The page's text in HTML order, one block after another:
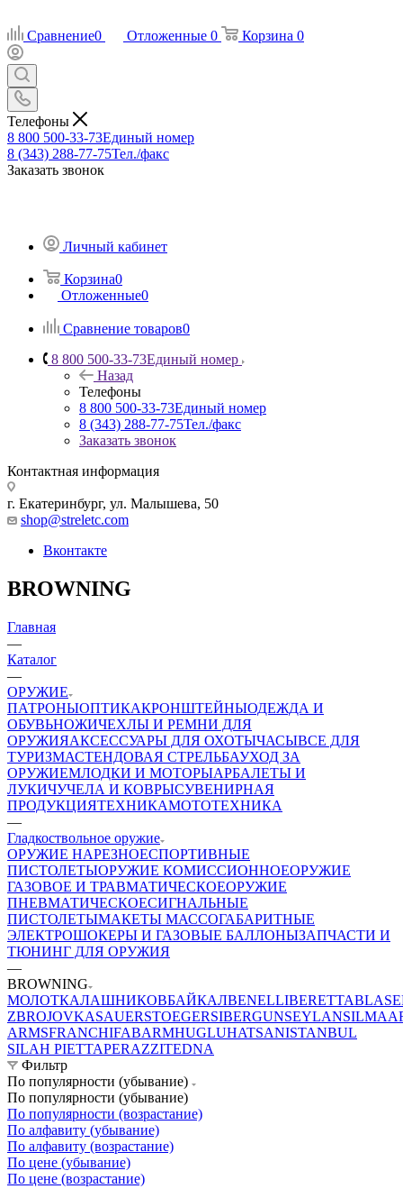
Сравнение0 Отложенные 0 Корзина 0
Телефоны
8 800 500-33-73Единый номер
8 (343) 288-77-75Тел./факс
Заказать звонок
Личный кабинет
Корзина0
Отложенные0
Сравнение товаров0
8 800 500-33-73Единый номер
Назад
Телефоны
8 800 500-33-73Единый номер
8 (343) 288-77-75Тел./факс
Заказать звонок
Контактная информация
г. Екатеринбург, ул. Малышева, 50
shop@streletc.com
Вконтакте
BROWNING
Главная
—
Каталог
—
ОРУЖИЕ
ПАТРОНЫОПТИКАКРОНШТЕЙНЫОДЕЖДА И
ОБУВЬНОЖИЧЕХЛЫ И РЕМНИ ДЛЯ
ОРУЖИЯАКСЕССУАРЫ ДЛЯ ОХОТЫЧАСЫВСЕ ДЛЯ
ТУРИЗМАСТЕНДОВАЯ СТРЕЛЬБАУХОД ЗА
ОРУЖИЕМЛОДКИ И МОТОРЫАРБАЛЕТЫ И
ЛУКИЧУЧЕЛА И КОВРЫСУВЕНИРНАЯ
ПРОДУКЦИЯТЕХНИКАМОТОТЕХНИКА
—
Гладкоствольное оружие
ОРУЖИЕ НАРЕЗНОЕСПОРТИВНЫЕ
ПИСТОЛЕТЫОРУЖИЕ КОМИССИОННОЕОРУЖИЕ
ГАЗОВОЕ И ТРАВМАТИЧЕСКОЕОРУЖИЕ
ПНЕВМАТИЧЕСКОЕСИГНАЛЬНЫЕ
ПИСТОЛЕТЫМАКЕТЫ МАССОГАБАРИТНЫЕ
ЭЛЕКТРОШОКЕРЫ И ГАЗОВЫЕ БАЛЛОНЫЗАПЧАСТИ И
ТЮНИНГ ДЛЯ ОРУЖИЯ
—
BROWNING
МОЛОТКАЛАШНИКОВБАЙКАЛBENELLIBERETTA
ZBROJOVKASAUERSTOEGERSIBERGUNSEYLANSILMA
ARMSFRANCHIFABARMHUGLUHATSANISTANBUL
SILAH PIETTAPERAZZITEDNA
Фильтр
По популярности (убывание)
По популярности (убывание)
По популярности (возрастание)
По алфавиту (убывание)
По алфавиту (возрастание)
По цене (убывание)
По цене (возрастание)